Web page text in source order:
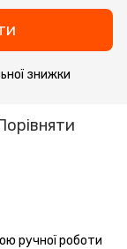
знижки
ручної роботи